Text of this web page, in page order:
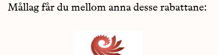
Mållag får du mellom anna desse rabattane: